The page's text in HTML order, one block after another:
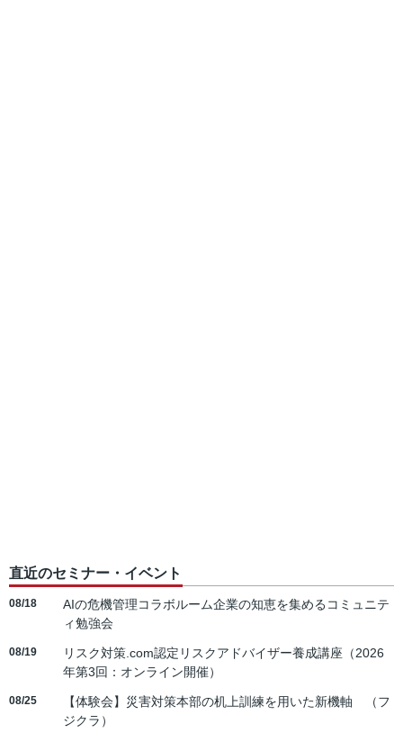
直近のセミナー・イベント
08/18
AIの危機管理コラボルーム企業の知恵を集めるコミュニテ
ィ勉強会
08/19
リスク対策.com認定リスクアドバイザー養成講座（2026
年第3回：オンライン開催）
08/25
【体験会】災害対策本部の机上訓練を用いた新機軸 （フ
ジクラ）